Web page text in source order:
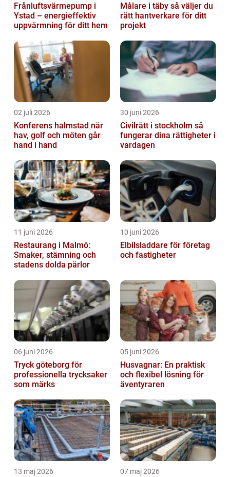
Frånluftsvärmepump i
Ystad – energieffektiv
uppvärmning för ditt hem
Målare i täby så väljer du
rätt hantverkare för ditt
projekt
02 juli 2026
Konferens halmstad när
hav, golf och möten går
hand i hand
30 juni 2026
Civilrätt i stockholm så
fungerar dina rättigheter i
vardagen
11 juni 2026
Restaurang i Malmö:
Smaker, stämning och
stadens dolda pärlor
10 juni 2026
Elbilsladdare för företag
och fastigheter
06 juni 2026
Tryck göteborg för
professionella trycksaker
som märks
05 juni 2026
Husvagnar: En praktisk
och flexibel lösning för
äventyraren
13 maj 2026 07 maj 2026